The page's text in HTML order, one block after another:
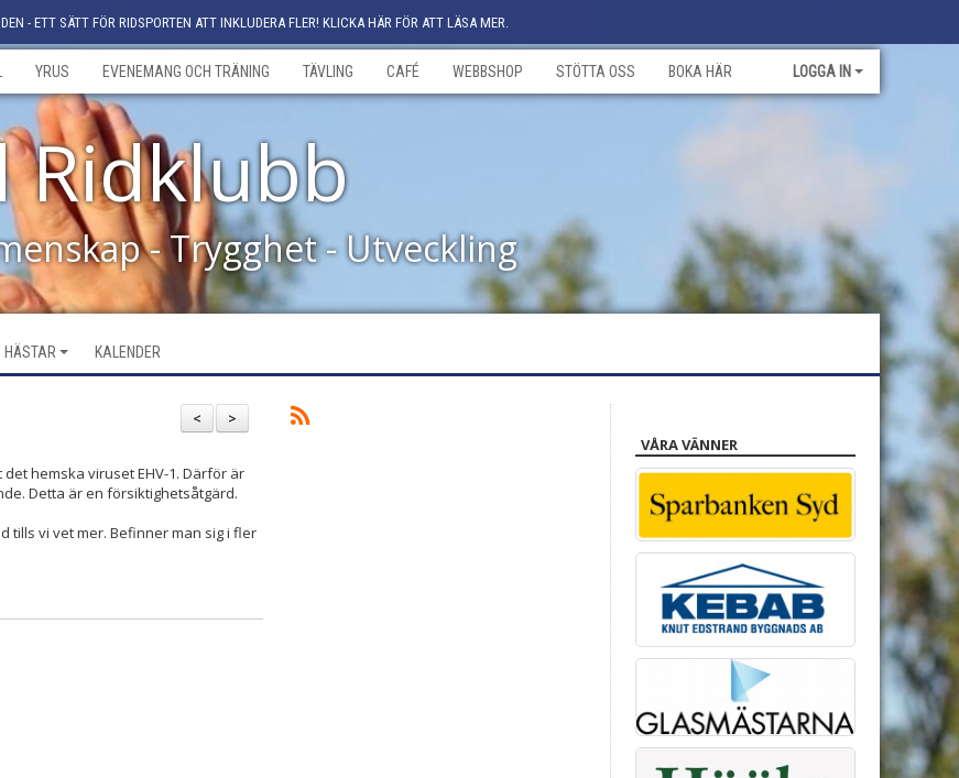
- ETT SÄTT FÖR RIDSPORTEN ATT INKLUDERA FLER! KLICKA HÄR FÖR ATT LÄSA MER.
YRUS EVENEMANG OCH TRÄNING TÄVLING CAFÉ WEBBSHOP STÖTTA OSS BOKA HÄR LOGGA IN
Ridklubb
- Trygghet - Utveckling
HÄSTAR KALENDER
>
<
hemska viruset EHV-1. Därför är
Detta är en försiktighetsåtgärd.
tills vi vet mer. Befinner man sig i fler
VÅRA VÄNNER